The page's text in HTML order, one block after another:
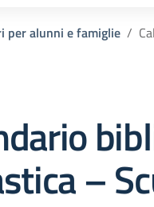
per alunni e famiglie
–